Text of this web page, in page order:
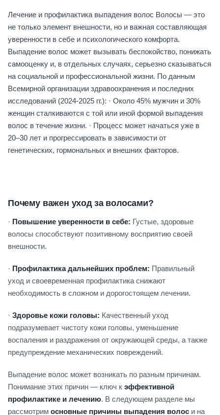
Лечение и профилактика выпадения волос Волосы — это
не только элемент внешности, но и важная составляющая
уверенности в себе и психологического комфорта.
Выпадение волос может вызывать беспокойство, понижать
самооценку и, в отдельных случаях, серьезно сказываться
на социальной и профессиональной жизни. По данным
Всемирной организации здравоохранения и последних
исследований (2024-2025 гг.): · Около 45% мужчин и 30%
женщин сталкиваются с той или иной формой выпадения
волос в течение жизни. · Процесс может начаться уже в
20–30 лет и прогрессировать в зависимости от
генетических, гормональных и внешних факторов.
Почему важен уход за волосами?
· Повышение уверенности в себе: Густые, здоровые
волосы способствуют позитивному восприятию своей
внешности.
· Профилактика дальнейших проблем: Правильный
уход и своевременная профилактика снижают
необходимость в сложном и дорогостоящем лечении.
· Здоровье кожи головы: Качественный уход
подразумевает чистоту кожи головы, уменьшение
воспаления и раздражения от окружающей среды, а также
предупреждение механических повреждений.
Выпадение волос может возникать по разным причинам.
Понимание этих причин — ключ к эффективной
профилактике и лечению. В следующем разделе мы
рассмотрим основные причины выпадения волос и на